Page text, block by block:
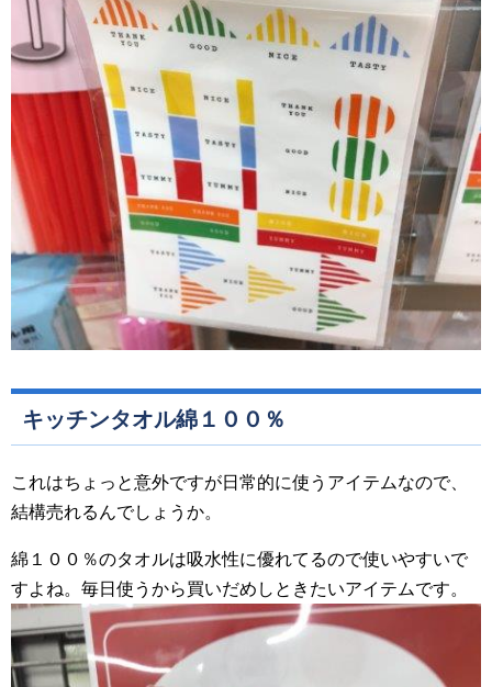
キッチンタオル綿１００％
これはちょっと意外ですが日常的に使うアイテムなので、
結構売れるんでしょうか。
綿１００％のタオルは吸水性に優れてるので使いやすいで
すよね。毎日使うから買いだめしときたいアイテムです。